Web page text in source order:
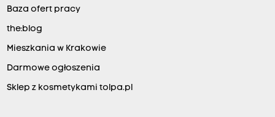
Baza ofert pracy
the:blog
Mieszkania w Krakowie
Darmowe ogłoszenia
Sklep z kosmetykami tolpa.pl